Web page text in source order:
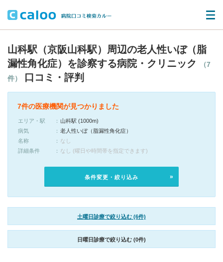
山科駅（京阪山科駅）周辺の老人性いぼ（脂
漏性角化症）を診察する病院・クリニック
（7
件）
口コミ・評判
7件の医療機関が見つかりました
エリア・駅
山科駅 (1000m)
病気
老人性いぼ（脂漏性角化症）
名称
なし
詳細条件
なし (曜日や時間帯を指定できます)
条件変更・絞り込み
土曜日診療で絞り込む (6件)
日曜日診療で絞り込む (0件)